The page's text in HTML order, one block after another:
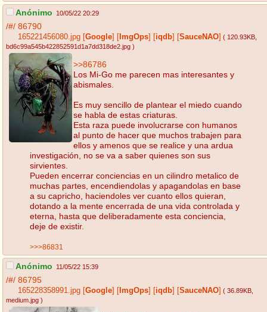
Anónimo 10/05/22 20:29
/#/ 86790
165221456080.jpg Google ImgOps iqdb SauceNAO ( 120.93KB
bd6c99a545b422852591d1a7dd318de2.jpg )
>>86786
Los Mi-Go me parecen mas interesantes y
abismales.
Es muy sencillo de plantear el miedo cuando
se habla de estas criaturas.
Esta raza puede involucrarse con humanos
al punto de hacer que muchos trabajen para
ellos y amenos que se realice y una ardua
investigación, no se va a saber quienes son sus
sirvientes.
Pueden encerrar conciencias en un cilindro metalico de
muchas partes, encendiendolas y apagandolas en base
a su capricho, haciendoles ver cuanto ellos quieran,
dotando a la mente encerrada de una vida controlada y
eterna, hasta que deliberadamente esta conciencia,
deje de existir.
>>>86831
Anónimo 11/05/22 15:39
/#/ 86795
165228358991.jpg Google ImgOps iqdb SauceNAO ( 36.89KB
medium.jpg )